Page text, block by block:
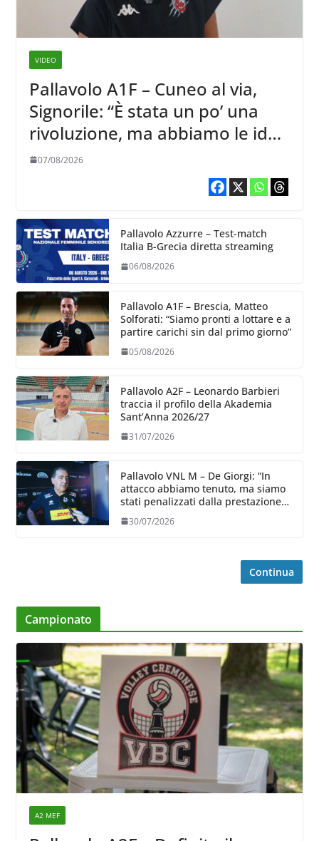
VIDEO
Pallavolo A1F – Cuneo al via,
Signorile: “È stata un po’ una
rivoluzione, ma abbiamo le idee
chiare siu cosa vogliamo fare”
07/08/2026
Pallavolo Azzurre – Test-match
Italia B-Grecia diretta streaming
06/08/2026
Pallavolo A1F – Brescia, Matteo
Solforati: “Siamo pronti a lottare e a
partire carichi sin dal primo giorno”
05/08/2026
Pallavolo A2F – Leonardo Barbieri
traccia il profilo della Akademia
Sant’Anna 2026/27
31/07/2026
Pallavolo VNL M – De Giorgi: “In
attacco abbiamo tenuto, ma siamo
stati penalizzati dalla prestazione
30/07/2026
Continua
Campionato
A2 MEF